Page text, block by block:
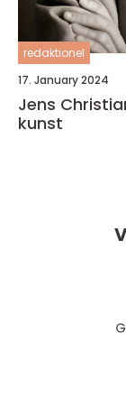
redaktionel
17. January 2024
Jens
kunst